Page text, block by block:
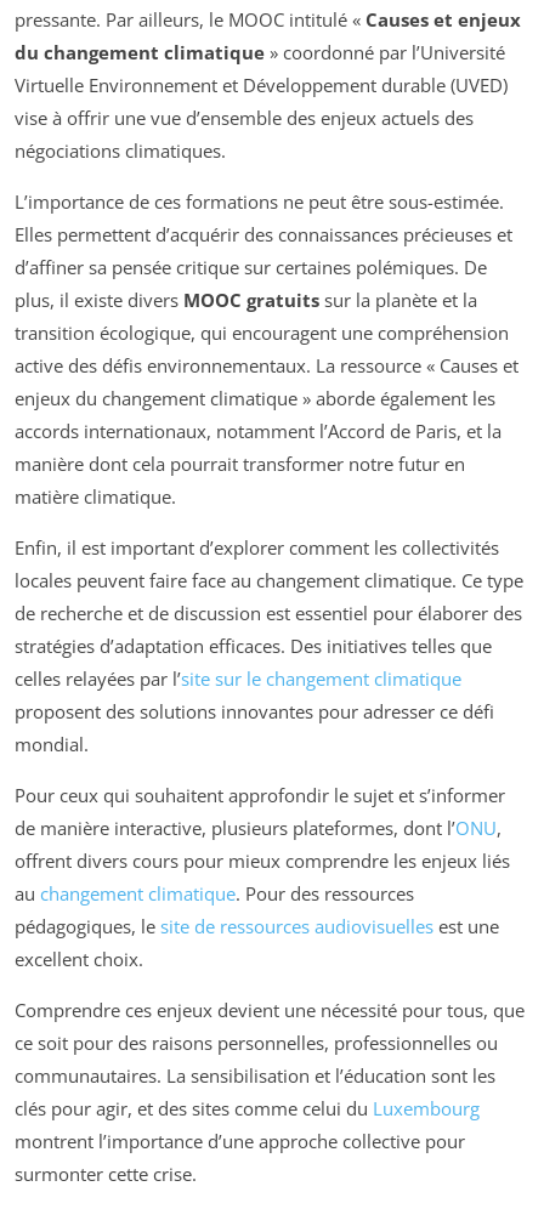
pressante. Par ailleurs, le MOOC intitulé « Causes et enjeux
du changement climatique » coordonné par l’Université
Virtuelle Environnement et Développement durable (UVED)
vise à offrir une vue d’ensemble des enjeux actuels des
négociations climatiques.
L’importance de ces formations ne peut être sous-estimée.
Elles permettent d’acquérir des connaissances précieuses et
d’affiner sa pensée critique sur certaines polémiques. De
plus, il existe divers MOOC gratuits sur la planète et la
transition écologique, qui encouragent une compréhension
active des défis environnementaux. La ressource « Causes et
enjeux du changement climatique » aborde également les
accords internationaux, notamment l’Accord de Paris, et la
manière dont cela pourrait transformer notre futur en
matière climatique.
Enfin, il est important d’explorer comment les collectivités
locales peuvent faire face au changement climatique. Ce type
de recherche et de discussion est essentiel pour élaborer des
stratégies d’adaptation efficaces. Des initiatives telles que
celles relayées par l’site sur le changement climatique
proposent des solutions innovantes pour adresser ce défi
mondial.
Pour ceux qui souhaitent approfondir le sujet et s’informer
de manière interactive, plusieurs plateformes, dont l’ONU,
offrent divers cours pour mieux comprendre les enjeux liés
au changement climatique. Pour des ressources
pédagogiques, le site de ressources audiovisuelles est une
excellent choix.
Comprendre ces enjeux devient une nécessité pour tous, que
ce soit pour des raisons personnelles, professionnelles ou
communautaires. La sensibilisation et l’éducation sont les
clés pour agir, et des sites comme celui du Luxembourg
montrent l’importance d’une approche collective pour
surmonter cette crise.